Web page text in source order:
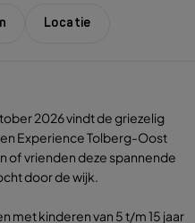
Locatie
2026 vindt de griezelig
Experience Tolberg-Oost
of vrienden deze spannende
door de wijk.
met kinderen van 5 t/m 15 jaar